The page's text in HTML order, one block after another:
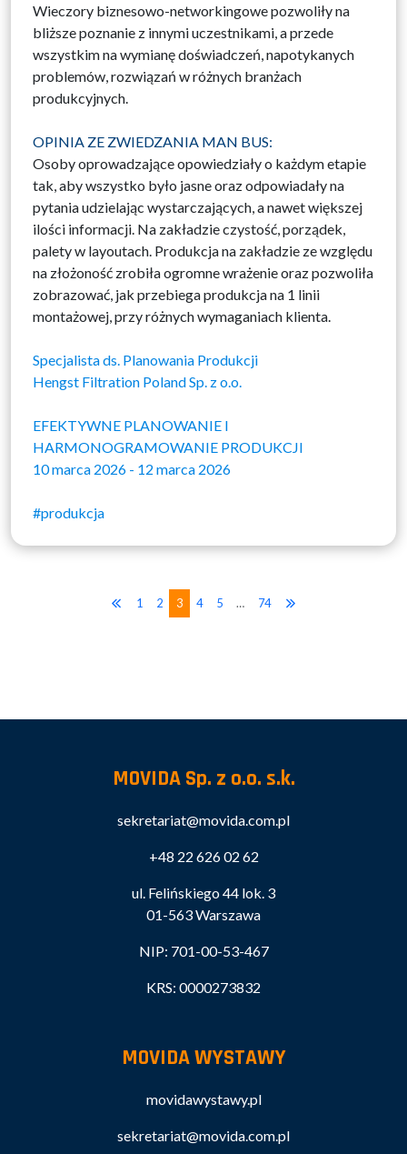
Wieczory biznesowo-networkingowe pozwoliły na
bliższe poznanie z innymi uczestnikami, a przede
wszystkim na wymianę doświadczeń, napotykanych
problemów, rozwiązań w różnych branżach
produkcyjnych.
OPINIA ZE ZWIEDZANIA MAN BUS:
Osoby oprowadzające opowiedziały o każdym etapie
tak, aby wszystko było jasne oraz odpowiadały na
pytania udzielając wystarczających, a nawet większej
ilości informacji. Na zakładzie czystość, porządek,
palety w layoutach. Produkcja na zakładzie ze względu
na złożoność zrobiła ogromne wrażenie oraz pozwoliła
zobrazować, jak przebiega produkcja na 1 linii
montażowej, przy różnych wymaganiach klienta.
Specjalista ds. Planowania Produkcji
Hengst Filtration Poland Sp. z o.o.
EFEKTYWNE PLANOWANIE I
HARMONOGRAMOWANIE PRODUKCJI
10 marca 2026 - 12 marca 2026
#produkcja
1 2 3 4 5 … 74
MOVIDA Sp. z o.o. s.k.
sekretariat@movida.com.pl
+48 22 626 02 62
ul. Felińskiego 44 lok. 3
01-563 Warszawa
NIP: 701-00-53-467
KRS: 0000273832
MOVIDA WYSTAWY
movidawystawy.pl
sekretariat@movida.com.pl